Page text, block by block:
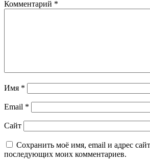
Комментарий *
Имя *
Email *
Сайт
Сохранить моё имя, email и адрес
последующих моих комментариев.